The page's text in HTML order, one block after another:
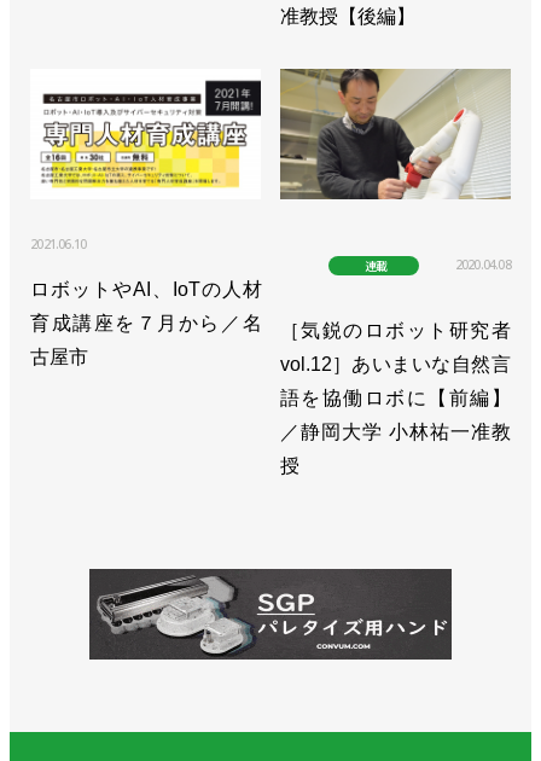
准教授【後編】
2021.06.10
ロボットやAI、IoTの人材
育成講座を７月から／名
古屋市
連載 2020.04.08
［気鋭のロボット研究者
vol.12］あいまいな自然言
語を協働ロボに【前編】
／静岡大学 小林祐一准教
授